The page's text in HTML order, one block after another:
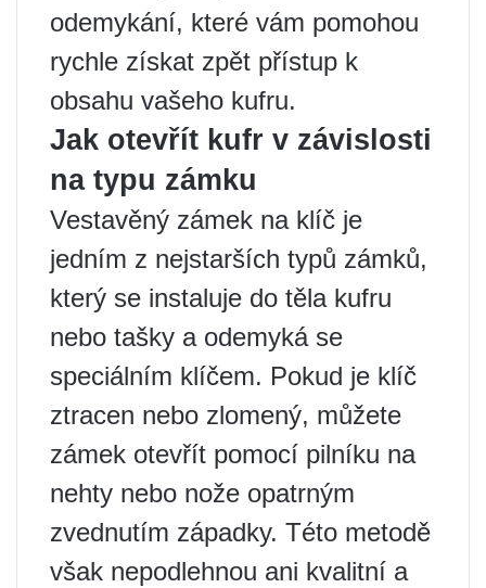
odemykání, které vám pomohou
rychle získat zpět přístup k
obsahu vašeho kufru.
Jak otevřít kufr v závislosti
na typu zámku
Vestavěný zámek na klíč je
jedním z nejstarších typů zámků,
který se instaluje do těla kufru
nebo tašky a odemyká se
speciálním klíčem. Pokud je klíč
ztracen nebo zlomený, můžete
zámek otevřít pomocí pilníku na
nehty nebo nože opatrným
zvednutím západky. Této metodě
však nepodlehnou ani kvalitní a